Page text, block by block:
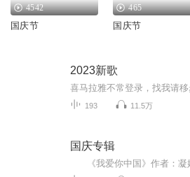
4542
国庆节
465
国庆节
2023新歌
193 11.5万
国庆专辑